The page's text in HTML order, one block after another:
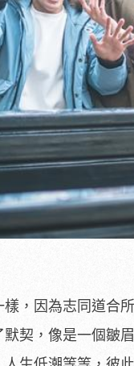
樣，因為志同道合
默契，像是一個皺